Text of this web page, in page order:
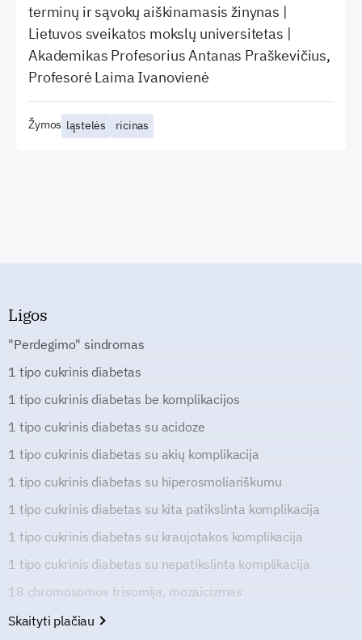
terminų ir sąvokų aiškinamasis žinynas |
Lietuvos sveikatos mokslų universitetas |
Akademikas Profesorius Antanas Praškevičius,
Profesorė Laima Ivanovienė
Žymos ląstelės ricinas
Ligos
"Perdegimo" sindromas
1 tipo cukrinis diabetas
1 tipo cukrinis diabetas be komplikacijos
1 tipo cukrinis diabetas su acidoze
1 tipo cukrinis diabetas su akių komplikacija
1 tipo cukrinis diabetas su hiperosmoliariškumu
1 tipo cukrinis diabetas su kita patikslinta komplikacija
1 tipo cukrinis diabetas su kraujotakos komplikacija
1 tipo cukrinis diabetas su nepatikslinta komplikacija
18 chromosomos trisomija, mozaicizmas
Skaityti plačiau